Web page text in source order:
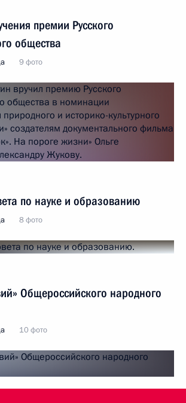
премии Русского
общества
9 фото
по науке и образованию
8 фото
Общероссийского народного
10 фото